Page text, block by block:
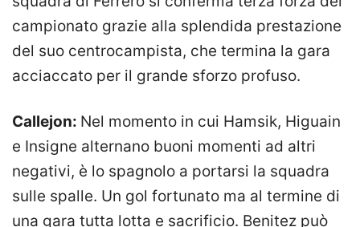
campionato grazie alla splendida prestazione
del suo centrocampista, che termina la gara
acciaccato per il grande sforzo profuso.
Callejon: Nel momento in cui Hamsik, Higuain
e Insigne alternano buoni momenti ad altri
negativi, è lo spagnolo a portarsi la squadra
sulle spalle. Un gol fortunato ma al termine di
una gara tutta lotta e sacrificio. Benitez può